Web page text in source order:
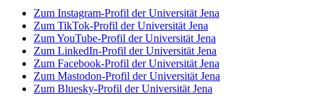
Zum Instagram-Profil der Universität Jena
Zum TikTok-Profil der Universität Jena
Zum YouTube-Profil der Universität Jena
Zum LinkedIn-Profil der Universität Jena
Zum Facebook-Profil der Universität Jena
Zum Mastodon-Profil der Universität Jena
Zum Bluesky-Profil der Universität Jena